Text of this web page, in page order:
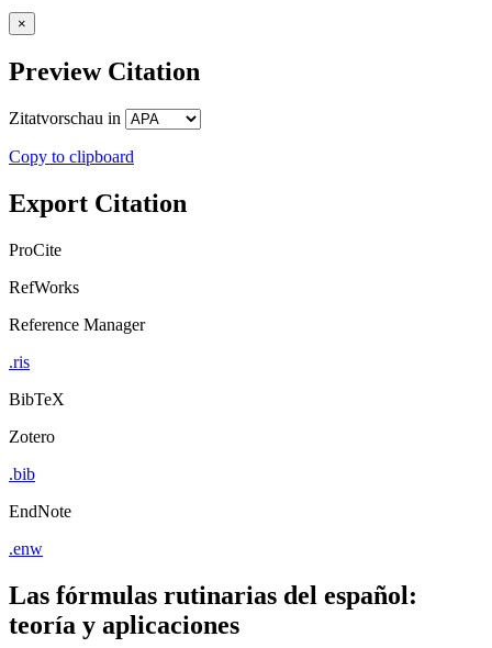
×
Preview Citation
Zitatvorschau in
Copy to clipboard
Export Citation
ProCite
RefWorks
Reference Manager
.ris
BibTeX
Zotero
.bib
EndNote
.enw
Las fórmulas rutinarias del español:
teoría y aplicaciones